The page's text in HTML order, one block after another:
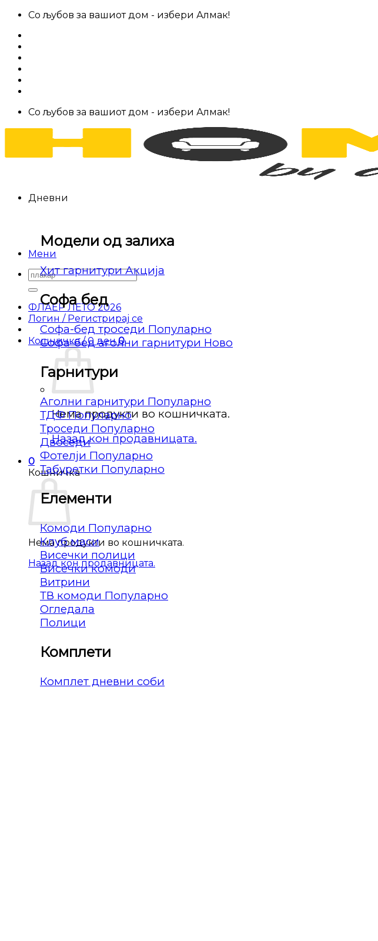
Skip
content
Со љубов за вашиот дом - избери Алмак!
Со љубов за вашиот дом - избери Алмак!
Мени
Барај
за:
ФЛАЕР ЛЕТО 2026
Логин / Регистрирај се
Кошничка /0 ден 0
Нема продукти во кошничката.
Назад кон продавницата.
0
Кошничка
Нема продукти во кошничката.
Назад кон продавницата.
Дневни
Модели од залиха
Хит гарнитури
Софа бед
Софа-бед троседи
Софа-бед аголни гарнитури
Гарнитури
Аголни гарнитури
ТДФ
Троседи
Двоседи
Фотелји
Табуретки
Елементи
Комоди
Клуб маси
Висечки полици
Висечки комоди
Витрини
ТВ комоди
Огледала
Полици
Комплети
Комплет дневни соби